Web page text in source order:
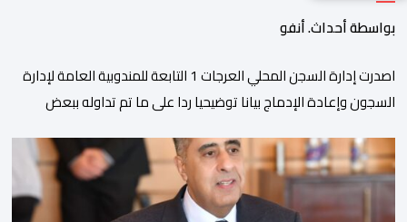
بواسطة أحداث. أنفو
اصدرت إدارة السجن المحلي العرجات 1 التابعة للمندوبية العامة لإدارة
السجون وإعادة الإدماج بيانا توضيحيا ردا على ما تم تداوله ببعض
زيان، المعتقل بالمؤسسة ذاتها، وذلك لتنوير الرأي العام بالحقائق
والمعطيات الدقيقة.واوضحت إدارة المؤسسة السجنية أن المعني
بالأمر يستفيد منذ إيداعه من تتبع طبي منتظم ومستمر وفقا […]